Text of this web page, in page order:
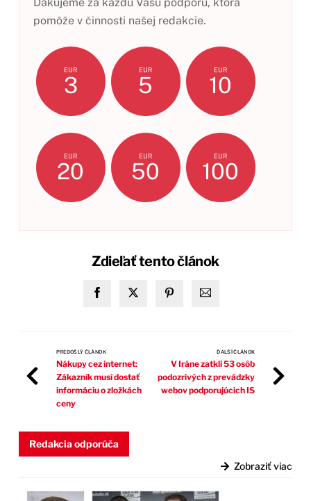
pomôže v činnosti našej redakcie.
EUR
3
EUR
5
EUR
10
EUR
20
EUR
50
EUR
100
Zdieľať tento článok
PREDOŠLÝ ČLÁNOK
Nákupy cez internet:
Zákazník musí dostať
informáciu o zložkách
ceny
ĎALŠÍ ČLÁNOK
V Iráne zatkli 53 osôb
podozrivých z prevádzky
webov podporujúcich IS
Redakcia odporúča
Zobraziť viac